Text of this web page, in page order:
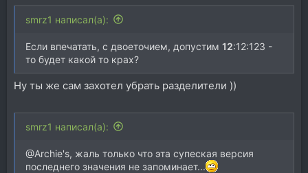
smrz1 написал(а):
Если впечатать, с двоеточием, допустим 12:12:123 -
то будет какой то крах?
Ну ты же сам захотел убрать разделители ))
smrz1 написал(а):
@Archie's, жаль только что эта супеская версия
последнего значения не запоминает...